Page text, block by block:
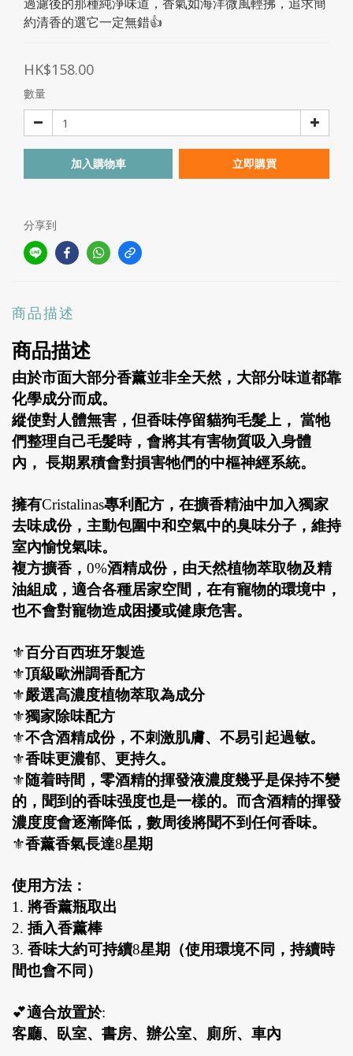
約清香的選它一定無錯👍
HK$158.00
數量
加入購物車 立即購買
分享到
商品描述
商品描述
由於市面大部分香薰並非全天然，大部分味道都靠
化學成分而成。
縱使對人體無害，但香味停留貓狗毛髮上， 當牠
們整理自己毛髮時，會將其有害物質吸入身體
內， 長期累積會對損害牠們的中樞神經系統。
擁有Cristalinas專利配方，在擴香精油中加入獨家
去味成份，主動包圍中和空氣中的臭味分子，維持
室內愉悅氣味。
複方擴香， 0%酒精成份，由天然植物萃取物及精
油組成，適合各種居家空間，在有寵物的環境中，
也不會對寵物造成困擾或健康危害。
⚜百分百西班牙製造
⚜頂級歐洲調香配方
⚜嚴選高濃度植物萃取為成分
⚜獨家除味配方
⚜不含酒精成份，不刺激肌膚、不易引起過敏。
⚜香味更濃郁、更持久。
⚜ 随着時間，零酒精的揮發液濃度幾乎是保持不變
的，聞到的香味强度也是一樣的。而含酒精的揮發
濃度度會逐漸降低，數周後將聞不到任何香味。
⚜香薰香氣長達8星期
使用方法：
1. 將香薰瓶取出
2. 插入香薰棒
3. 香味大約可持續8星期（使用環境不同，持續時
間也會不同）
💕適合放置於:
客廳、臥室、書房、辦公室、廁所、車內